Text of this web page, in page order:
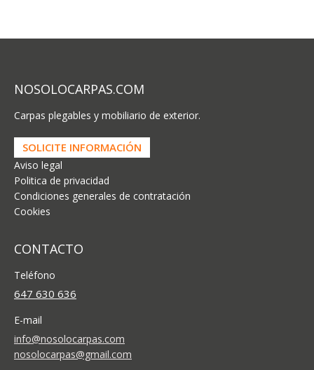
NOSOLOCARPAS.COM
Carpas plegables y mobiliario de exterior.
SOLICITE INFORMACIÓN
Aviso legal
Politica de privacidad
Condiciones generales de contratación
Cookies
CONTACTO
Teléfono
647 630 636
E-mail
info@nosolocarpas.com
nosolocarpas@gmail.com